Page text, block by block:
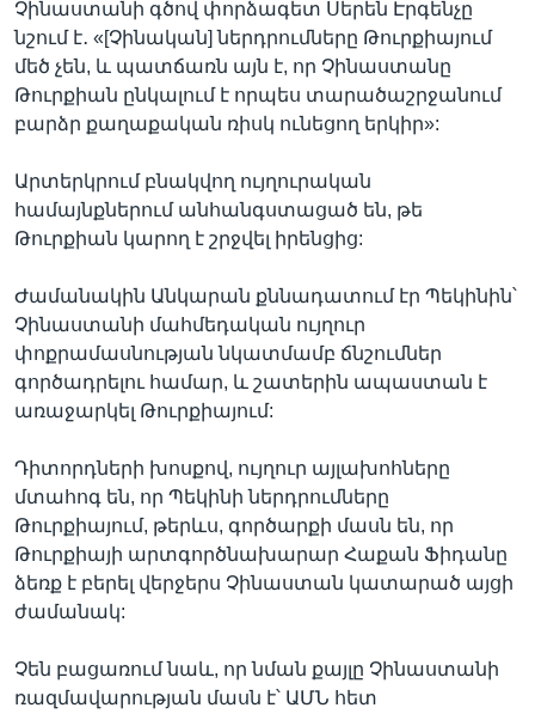
Չինաստանի գծով փորձագետ Սերեն Էրգենչը
նշում է․ «[Չինական] ներդրումները Թուրքիայում
մեծ չեն, և պատճառն այն է, որ Չինաստանը
Թուրքիան ընկալում է որպես տարածաշրջանում
բարձր քաղաքական ռիսկ ունեցող երկիր»:
Արտերկրում բնակվող ույղուրական
համայնքներում անհանգստացած են, թե
Թուրքիան կարող է շրջվել իրենցից:
Ժամանակին Անկարան քննադատում էր Պեկինին՝
Չինաստանի մահմեդական ույղուր
փոքրամասնության նկատմամբ ճնշումներ
գործադրելու համար, և շատերին ապաստան է
առաջարկել Թուրքիայում:
Դիտորդների խոսքով, ույղուր այլախոհները
մտահոգ են, որ Պեկինի ներդրումները
Թուրքիայում, թերևս, գործարքի մասն են, որ
Թուրքիայի արտգործնախարար Հաքան Ֆիդանը
ձեռք է բերել վերջերս Չինաստան կատարած այցի
ժամանակ:
Չեն բացառում նաև, որ նման քայլը Չինաստանի
ռազմավարության մասն է՝ ԱՄՆ հետ